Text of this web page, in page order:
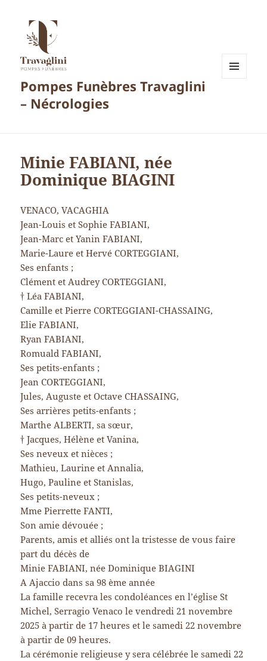
Pompes Funèbres Travaglini
– Nécrologies
Minie FABIANI, née
Dominique BIAGINI
VENACO, VACAGHIA
Jean-Louis et Sophie FABIANI,
Jean-Marc et Yanin FABIANI,
Marie-Laure et Hervé CORTEGGIANI,
Ses enfants ;
Clément et Audrey CORTEGGIANI,
† Léa FABIANI,
Camille et Pierre CORTEGGIANI-CHASSAING,
Elie FABIANI,
Ryan FABIANI,
Romuald FABIANI,
Ses petits-enfants ;
Jean CORTEGGIANI,
Jules, Auguste et Octave CHASSAING,
Ses arrières petits-enfants ;
Marthe ALBERTI, sa sœur,
† Jacques, Hélène et Vanina,
Ses neveux et nièces ;
Mathieu, Laurine et Annalia,
Hugo, Pauline et Stanislas,
Ses petits-neveux ;
Mme Pierrette FANTI,
Son amie dévouée ;
Parents, amis et alliés ont la tristesse de vous faire
part du décès de
Minie FABIANI, née Dominique BIAGINI
A Ajaccio dans sa 98 ème année
La famille recevra les condoléances en l’église St
Michel, Serragio Venaco le vendredi 21 novembre
2025 à partir de 17 heures et le samedi 22 novembre
à partir de 09 heures.
La cérémonie religieuse y sera célébrée le samedi 22